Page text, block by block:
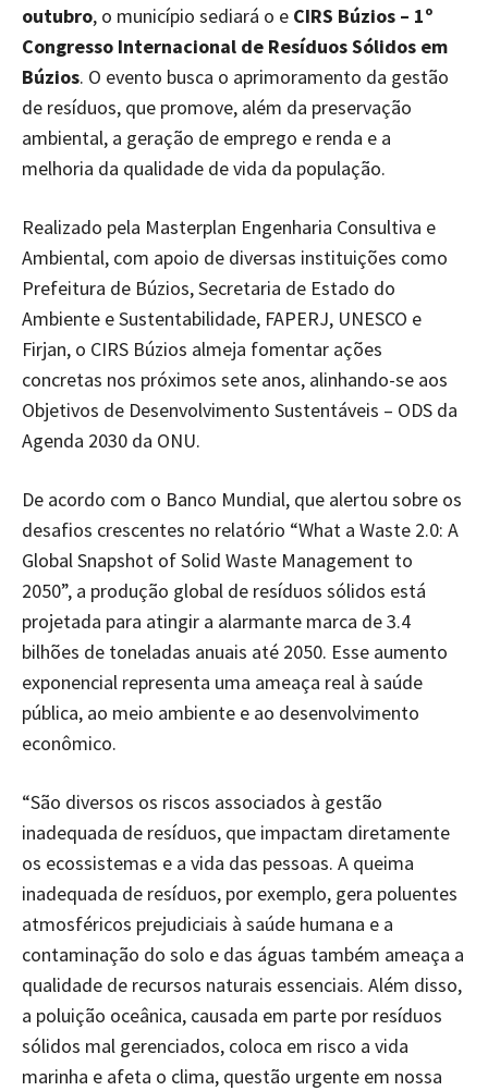
outubro, o município sediará o e CIRS Búzios – 1º
Congresso Internacional de Resíduos Sólidos em
Búzios. O evento busca o aprimoramento da gestão
de resíduos, que promove, além da preservação
ambiental, a geração de emprego e renda e a
melhoria da qualidade de vida da população.
Realizado pela Masterplan Engenharia Consultiva e
Ambiental, com apoio de diversas instituições como
Prefeitura de Búzios, Secretaria de Estado do
Ambiente e Sustentabilidade, FAPERJ, UNESCO e
Firjan, o CIRS Búzios almeja fomentar ações
concretas nos próximos sete anos, alinhando-se aos
Objetivos de Desenvolvimento Sustentáveis – ODS da
Agenda 2030 da ONU.
De acordo com o Banco Mundial, que alertou sobre os
desafios crescentes no relatório “What a Waste 2.0: A
Global Snapshot of Solid Waste Management to
2050”, a produção global de resíduos sólidos está
projetada para atingir a alarmante marca de 3.4
bilhões de toneladas anuais até 2050. Esse aumento
exponencial representa uma ameaça real à saúde
pública, ao meio ambiente e ao desenvolvimento
econômico.
“São diversos os riscos associados à gestão
inadequada de resíduos, que impactam diretamente
os ecossistemas e a vida das pessoas. A queima
inadequada de resíduos, por exemplo, gera poluentes
atmosféricos prejudiciais à saúde humana e a
contaminação do solo e das águas também ameaça a
qualidade de recursos naturais essenciais. Além disso,
a poluição oceânica, causada em parte por resíduos
sólidos mal gerenciados, coloca em risco a vida
marinha e afeta o clima, questão urgente em nossa